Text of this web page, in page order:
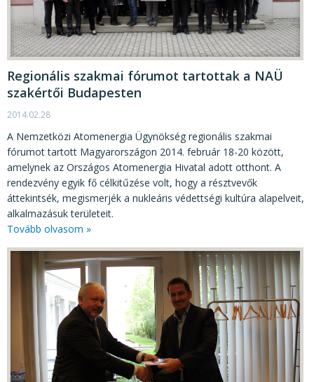
Regionális szakmai fórumot tartottak a NAÜ
szakértői Budapesten
2014.02.28
A Nemzetközi Atomenergia Ügynökség regionális szakmai
fórumot tartott Magyarországon 2014. február 18-20 között,
amelynek az Országos Atomenergia Hivatal adott otthont. A
rendezvény egyik fő célkitűzése volt, hogy a résztvevők
áttekintsék, megismerjék a nukleáris védettségi kultúra alapelveit,
alkalmazásuk területeit.
Tovább olvasom »